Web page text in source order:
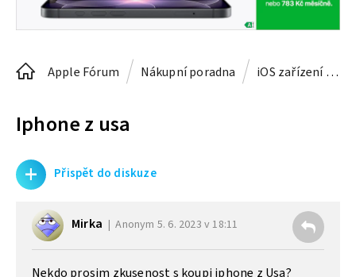
Apple Fórum Nákupní poradna iOS zařízení
Iphone z usa
+ Přispět do diskuze
Mirka Anonym 5. 6. 2023 v 18:11
Nekdo prosim zkusenost s koupi iphone z Usa?